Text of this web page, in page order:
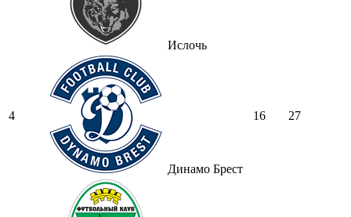
Ислочь
4
Динамо Брест
16 27